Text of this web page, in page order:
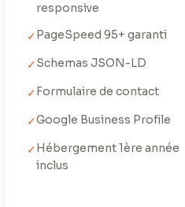
responsive
✓PageSpeed 95+ garanti
✓Schemas JSON-LD
✓Formulaire de contact
✓Google Business Profile
✓Hébergement 1ère année
inclus